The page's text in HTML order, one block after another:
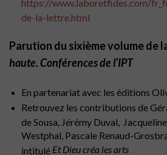
https://www.laboretfides.com/
de-la-lettre.html
Parution du sixième volume de
haute. Conférences de l’IPT
En partenariat avec les éditions
Retrouvez les contributions de
de Sousa, Jérémy Duval,
Westphal, Pascale Renaud-
intitulé Et Dieu créa les arts